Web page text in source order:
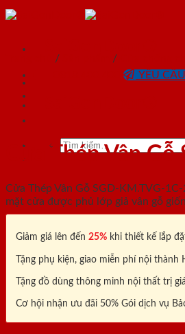
Skip
YÊU
Tìm
/ /
Cửa Thép Vân
Cửa Thép Vân Gỗ SGD-KM.TVG-
mặt cửa được phủ lớp giả vân gỗ
Giảm giá lên đến 25% khi thiết kế lắp
Tặng phụ kiện, giao miễn phí nội thành
Tặng đồ dùng thông minh nội thất trị giá
Cơ hội nhận ưu đãi 50% Gói dịch vụ